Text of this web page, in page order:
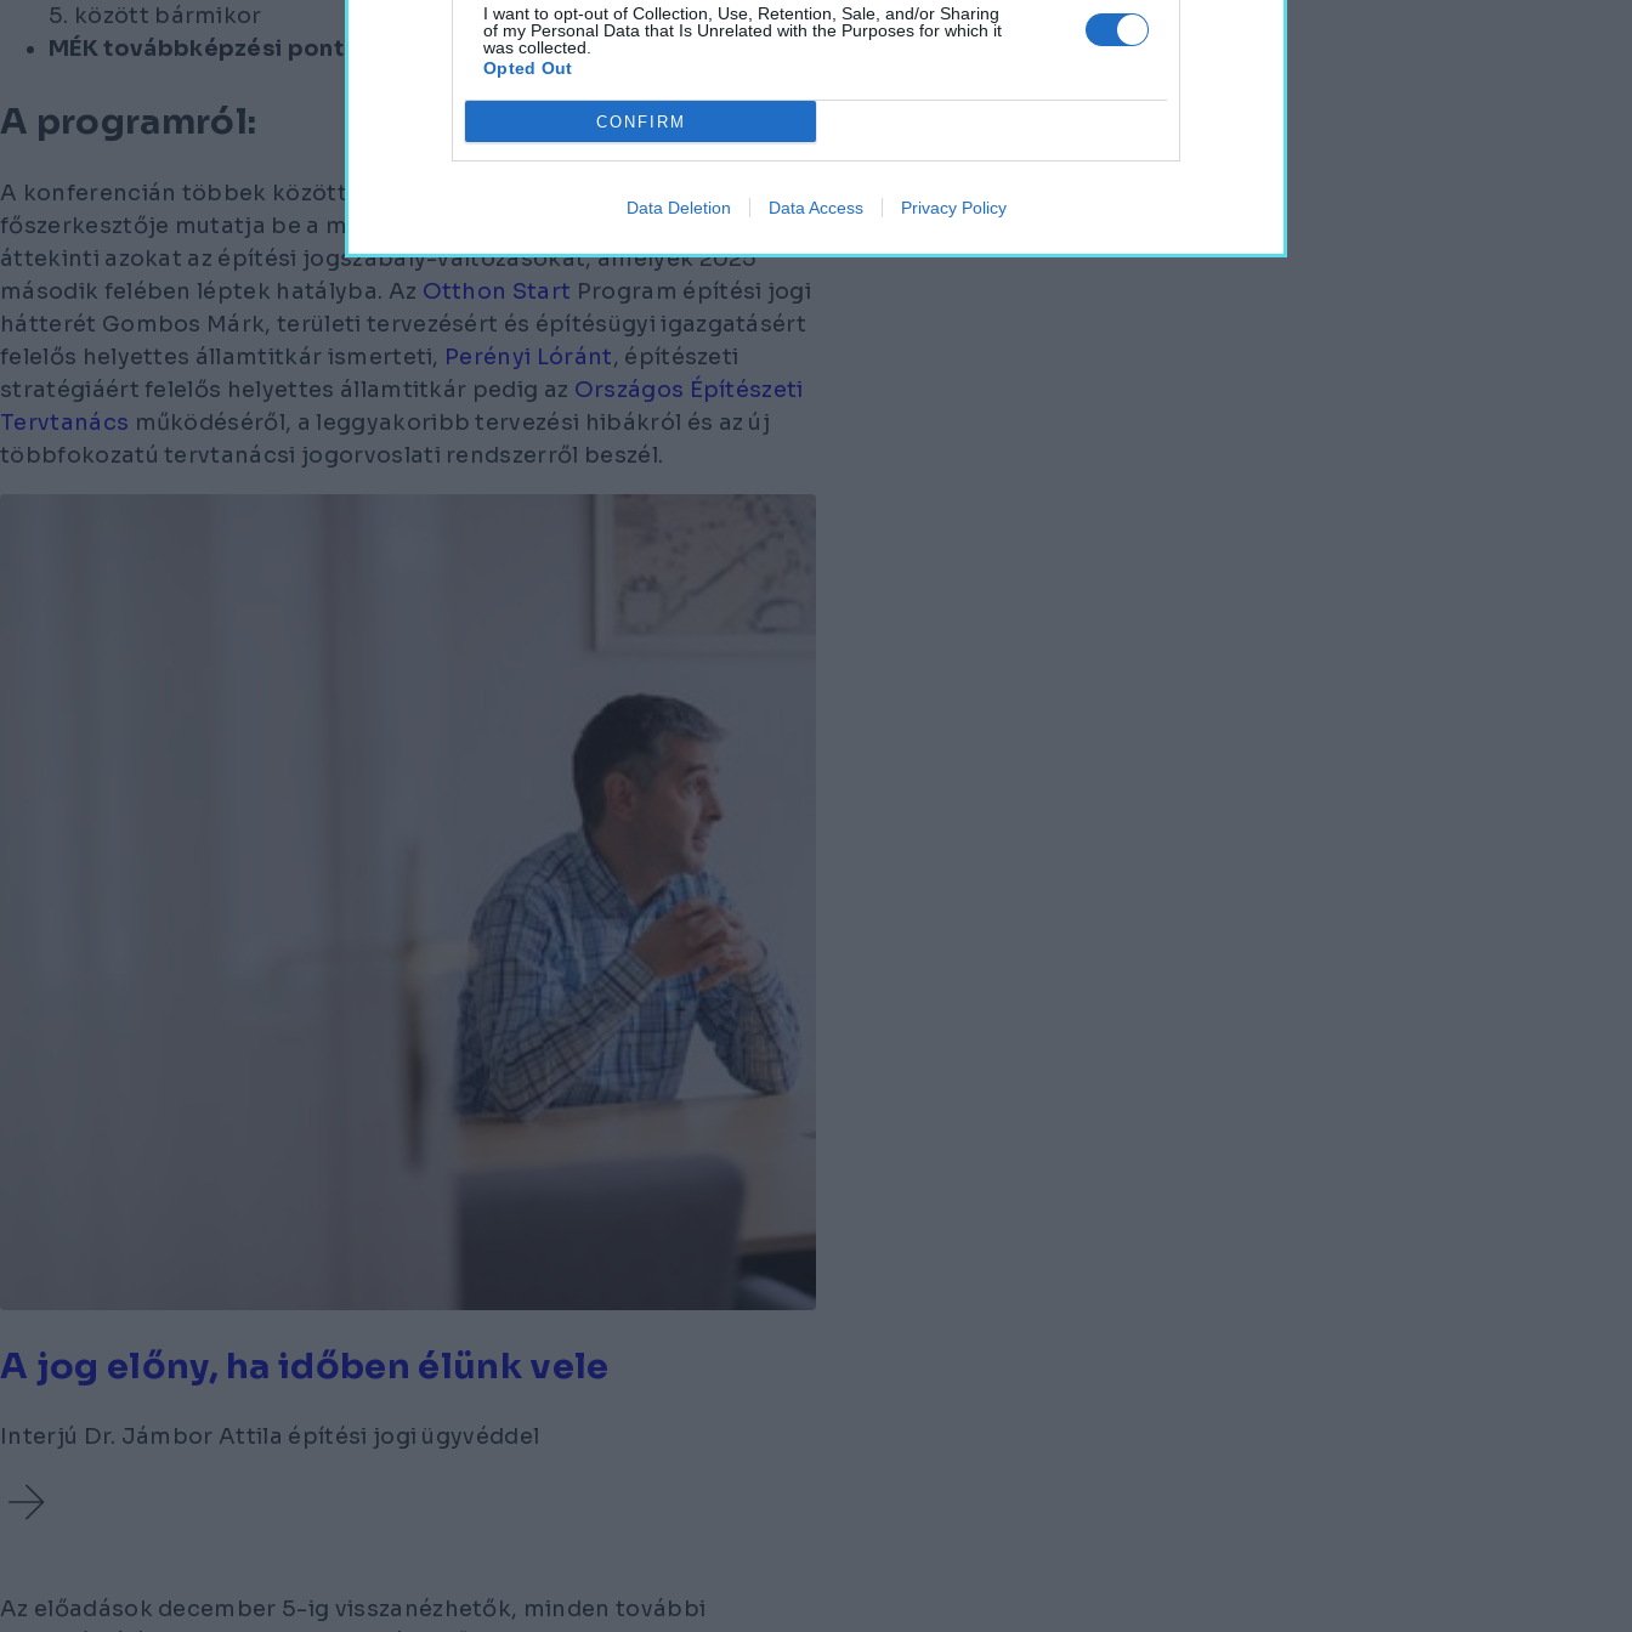
I want to opt-out of Collection, Use, Retention, Sale, and/or Sharing
of my Personal Data that Is Unrelated with the Purposes for which it
was collected.
Opted Out
CONFIRM
Data Deletion Data Access Privacy Policy
5. között bármikor
MÉK továbbképzési pontok
: elbírálás alatt
A programról:
A konferencián többek között Dr. Jámbor Attila, az Építésijog.hu
főszerkesztője mutatja be a megújult Építésijog.hu portált, valamint
áttekinti azokat az építési jogszabály-változásokat, amelyek 2025
második felében léptek hatályba. Az Otthon Start Program építési jogi
hátterét Gombos Márk, területi tervezésért és építésügyi igazgatásért
felelős helyettes államtitkár ismerteti, Perényi Lóránt, építészeti
stratégiáért felelős helyettes államtitkár pedig az Országos Építészeti
Tervtanács működéséről, a leggyakoribb tervezési hibákról és az új
többfokozatú tervtanácsi jogorvoslati rendszerről beszél.
A jog előny, ha időben élünk vele
Interjú Dr. Jámbor Attila építési jogi ügyvéddel
Az előadások december 5-ig visszanézhetők, minden további